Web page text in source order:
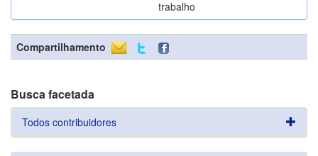
trabalho
Compartilhamento
Busca facetada
Todos contribuidores